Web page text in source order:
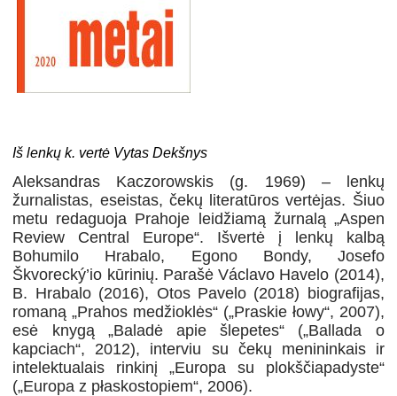
Iš lenkų k. vertė Vytas Dekšnys
Aleksandras Kaczorowskis (g. 1969) – lenkų
žurnalistas, eseistas, čekų literatūros vertėjas. Šiuo
metu redaguoja Prahoje leidžiamą žurnalą „Aspen
Review Central Europe“. Išvertė į lenkų kalbą
Bohumilo Hrabalo, Egono Bondy, Josefo
Škvorecký’io kūrinių. Parašė Václavo Havelo (2014),
B. Hrabalo (2016), Otos Pavelo (2018) biografijas,
romaną „Prahos medžioklės“ („Praskie łowy“, 2007),
esė knygą „Baladė apie šlepetes“ („Ballada o
kapciach“, 2012), interviu su čekų menininkais ir
intelektualais rinkinį „Europa su plokščiapadyste“
(„Europa z płaskostopiem“, 2006).